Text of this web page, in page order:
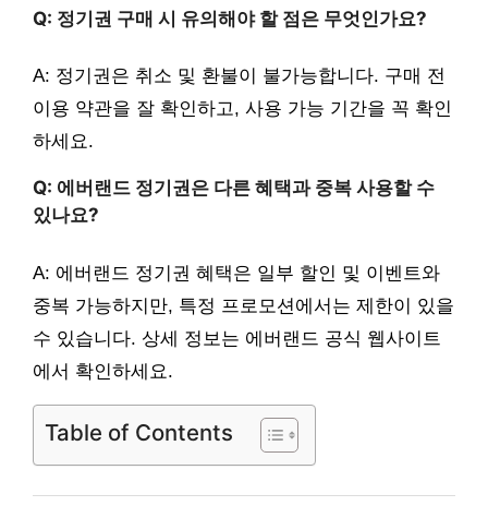
Q: 정기권 구매 시 유의해야 할 점은 무엇인가요?
A: 정기권은 취소 및 환불이 불가능합니다. 구매 전
이용 약관을 잘 확인하고, 사용 가능 기간을 꼭 확인
하세요.
Q: 에버랜드 정기권은 다른 혜택과 중복 사용할 수
있나요?
A: 에버랜드 정기권 혜택은 일부 할인 및 이벤트와
중복 가능하지만, 특정 프로모션에서는 제한이 있을
수 있습니다. 상세 정보는 에버랜드 공식 웹사이트
에서 확인하세요.
Table of Contents